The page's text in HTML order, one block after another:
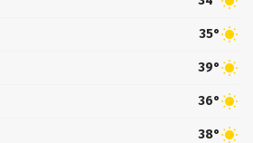
35°
39°
36°
38°